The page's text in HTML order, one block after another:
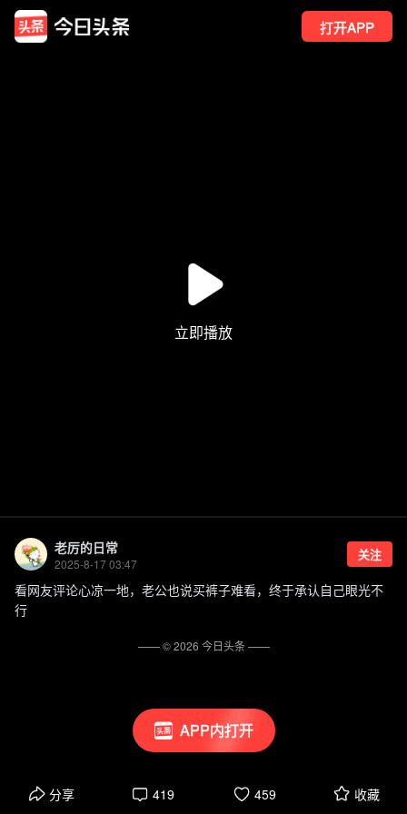
打开APP
APP内打开
老厉的日常
2025-8-17 03:47
关注
看网友评论心凉一地，老公也说买裤子难看，终于承认自己眼光不
行
分享 419 459 收藏
—— ©2026 今日头条——